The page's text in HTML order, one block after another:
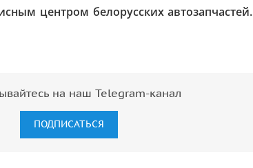
центром белорусских автозапчастей.
на наш Telegram-канал
ПОДПИСАТЬСЯ